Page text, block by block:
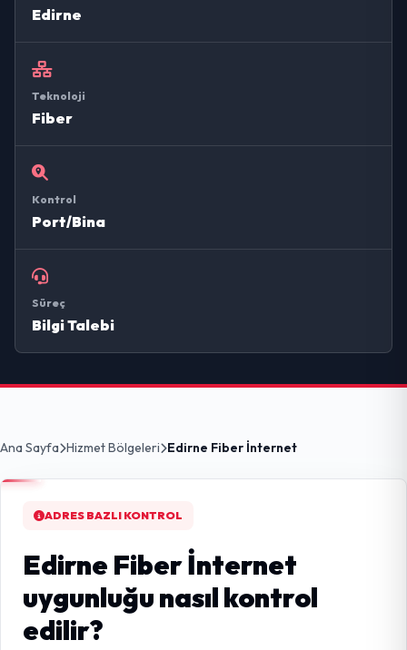
Edirne
Teknoloji
Fiber
Kontrol
Port/Bina
Süreç
Bilgi Talebi
Ana Sayfa Hizmet Bölgeleri Edirne Fiber İnternet
ADRES BAZLI KONTROL
Edirne Fiber İnternet
uygunluğu nasıl kontrol
edilir?